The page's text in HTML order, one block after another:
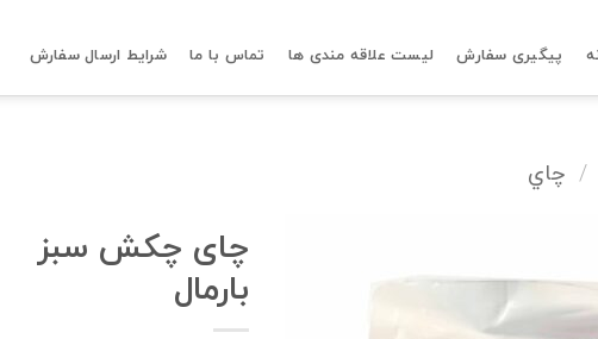
پیگیری سفارش لیست علاقه مندی ها تماس با ما شرایط ارسال سفارش
/ چاي
چای چکش سبز
بارمال